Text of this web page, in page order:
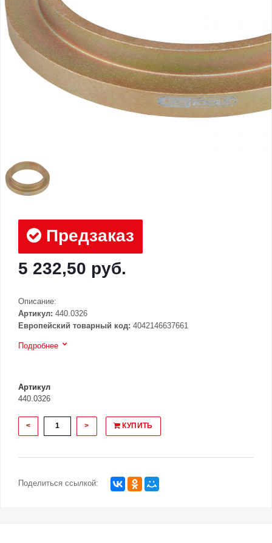
Предзаказ
5 232,50 руб.
Описание:
Артикул: 440.0326
Европейский товарный код: 4042146637661
Подробнее
Артикул
440.0326
< > КУПИТЬ
Поделиться ссылкой: